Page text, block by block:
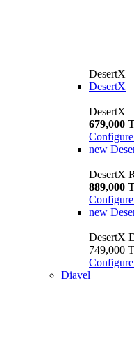
DesertX
DesertX
DesertX
679,000
Configure
new
DesertX
889,000
Configure
new
DesertX
749,000
Configure
Diavel